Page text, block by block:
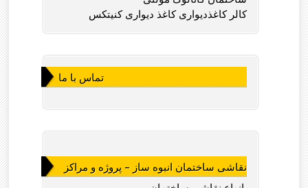
کالر کاغذديواری کاغذ دیواری کنیتکس
تماس با ما
نقاشی ساختمان انبوه ساز – پروژه و مراکز